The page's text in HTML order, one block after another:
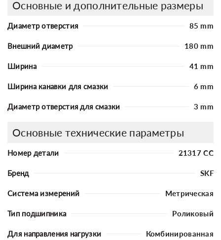
Основные и дополнительные размеры
Диаметр отверстия 85 mm
Внешний диаметр 180 mm
Ширина 41 mm
Ширина канавки для смазки 6 mm
Диаметр отверстия для смазки 3 mm
Основные технические параметры
Номер детали 21317 CC
Бренд SKF
Система измерений Метрическая
Тип подшипника Роликовый
Для направления нагрузки Комбинированная